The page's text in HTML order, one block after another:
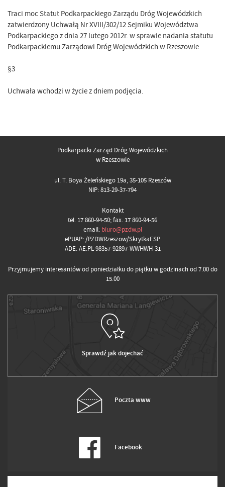
Traci moc Statut Podkarpackiego Zarządu Dróg Wojewódzkich
zatwierdzony Uchwałą Nr XVIII/302/12 Sejmiku Województwa
Podkarpackiego z dnia 27 lutego 2012r. w sprawie nadania statutu
Podkarpackiemu Zarządowi Dróg Wojewódzkich w Rzeszowie.
§3
Uchwała wchodzi w życie z dniem podjęcia.
Podkarpacki Zarząd Dróg Wojewódzkich
w Rzeszowie
ul. T. Boya Żeleńskiego 19a, 35-105 Rzeszów
NIP: 813-29-37-794
Kontakt
tel. 17 860-94-50; fax. 17 860-94-56
email: biuro@pzdw.pl
ePUAP: /PZDWRzeszow/SkrytkaESP
ADE: AE:PL-98357-92897-WWHWH-31
Przyjmujemy interesantów od poniedziałku do piątku w godzinach od 7.00 do
15.00
Sprawdź jak dojechać
Poczta www
Facebook